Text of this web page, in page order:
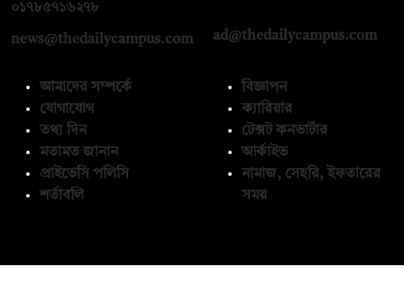
০১৭৮৫৭১৬২৭৮
news@thedailycampus.com ad@thedailycampus.com
আমাদের সম্পর্কে
যোগাযোগ
তথ্য দিন
মতামত জানান
প্রাইভেসি পলিসি
শর্তাবলি
বিজ্ঞাপন
ক্যারিয়ার
টেক্সট কনভার্টার
আর্কাইভ
নামাজ, সেহরি, ইফতারের
সময়